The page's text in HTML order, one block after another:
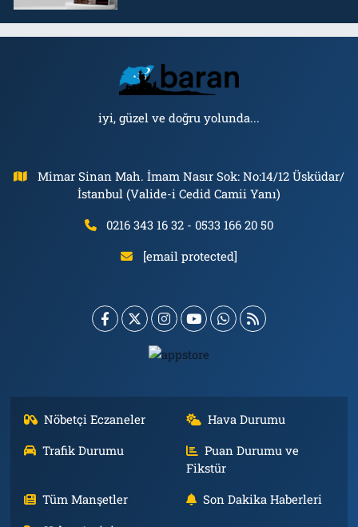
iyi, güzel ve doğru yolunda...
Mimar Sinan Mah. İmam Nasır Sok: No:14/12 Üsküdar/
İstanbul (Valide-i Cedid Camii Yanı)
0216 343 16 32 - 0533 166 20 50
[email protected]
Nöbetçi Eczaneler
Hava Durumu
Trafik Durumu
Puan Durumu ve
Fikstür
Tüm Manşetler
Son Dakika Haberleri